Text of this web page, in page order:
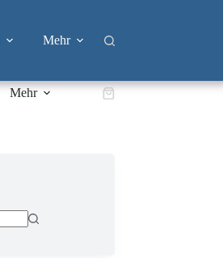
Mehr
Mehr Warenkorb